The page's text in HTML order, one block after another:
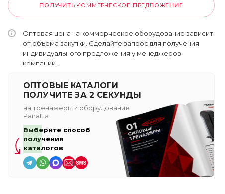
ПОЛУЧИТЬ КОММЕРЧЕСКОЕ ПРЕДЛОЖЕНИЕ
Оптовая цена на коммерческое оборудование зависит
от объема закупки. Сделайте запрос для получения
индивидуального предложения у менеджеров
компании.
ОПТОВЫЕ КАТАЛОГИ
ПОЛУЧИТЕ ЗА 2 СЕКУНДЫ
на тренажеры и оборудование
Panatta
Выберите способ
получения
каталогов